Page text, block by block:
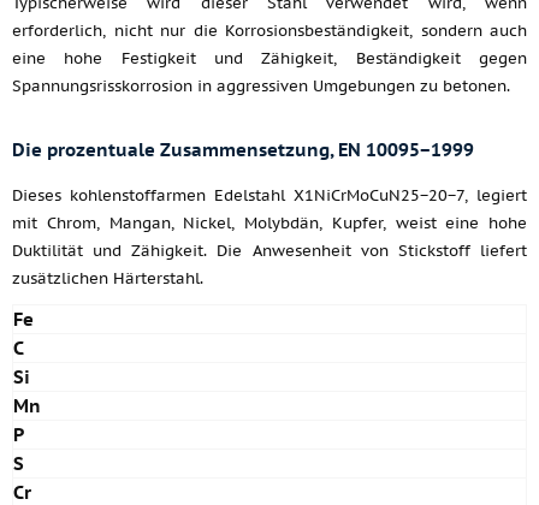
erforderlich, nicht nur die Korrosionsbeständigkeit, sondern auch
eine hohe Festigkeit und Zähigkeit, Beständigkeit gegen
Spannungsrisskorrosion in aggressiven Umgebungen zu betonen.
Die prozentuale Zusammensetzung, EN 10095−1999
Dieses kohlenstoffarmen Edelstahl X1NiCrMoCuN25−20−7, legiert
mit Chrom, Mangan, Nickel, Molybdän, Kupfer, weist eine hohe
Duktilität und Zähigkeit. Die Anwesenheit von Stickstoff liefert
zusätzlichen Härterstahl.
Fe
C
Si
Mn
P
S
Cr